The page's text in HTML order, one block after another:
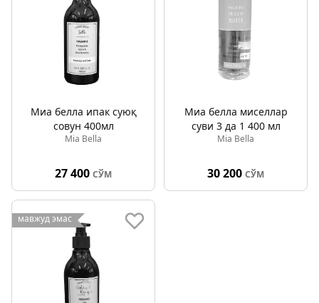
Миа белла ипак суюқ
совун 400мл
Mia Bella
27 400 СЎМ
Миа белла миcеллар
суви 3 да 1 400 мл
Mia Bella
30 200 СЎМ
мавжуд эмас